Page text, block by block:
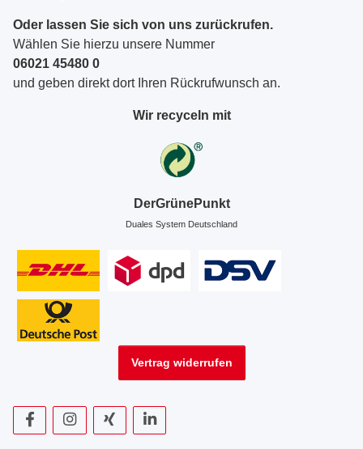
Oder lassen Sie sich von uns zurückrufen.
Wählen Sie hierzu unsere Nummer
06021 45480 0
und geben direkt dort Ihren Rückrufwunsch an.
Wir recyceln mit
DerGrünePunkt
Duales System Deutschland
Vertrag widerrufen